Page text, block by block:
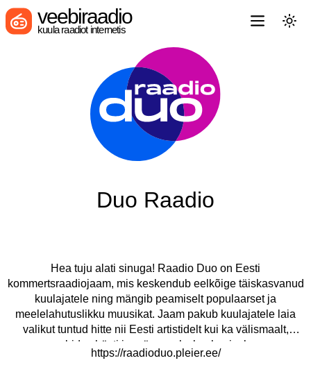
veebiraadio
kuula raadiot internetis
Duo Raadio
Hea tuju alati sinuga! Raadio Duo on Eesti
kommertsraadiojaam, mis keskendub eelkõige täiskasvanud
kuulajatele ning mängib peamiselt populaarset ja
meelelahutuslikku muusikat. Jaam pakub kuulajatele laia
valikut tuntud hitte nii Eesti artistidelt kui ka välismaalt,
sobides hästi igapäevaseks kuulamiseks.
https://raadioduo.pleier.ee/